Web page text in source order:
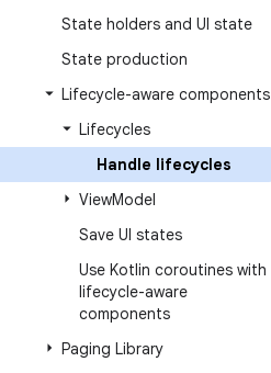
State holders and UI state
State production
Lifecycle-aware components
Lifecycles
Handle lifecycles
ViewModel
Save UI states
Use Kotlin coroutines with
lifecycle-aware
components
Paging Library